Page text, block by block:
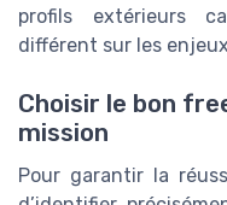
profils extérieurs
différent sur les
Choisir le bon
mission
Pour garantir la